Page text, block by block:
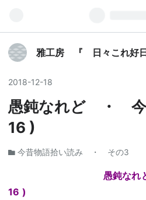
雅工房 『 日々これ好
2018-12-18
愚鈍なれど ・ 今
16 )
今昔物語拾い読み ・ その3
愚鈍な
16 )